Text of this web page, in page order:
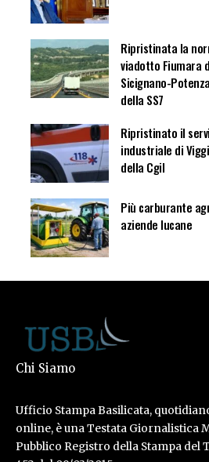
Ripristinata la
viadotto Fiumara
Sicignano-
della SS7
Ripristinato il
industriale di
della Cgil
Più carburante
aziende lucane
Chi Siamo
Ufficio Stampa Basilicata,
online, è una Testata Giornalistica
Pubblico Registro della Stampa del